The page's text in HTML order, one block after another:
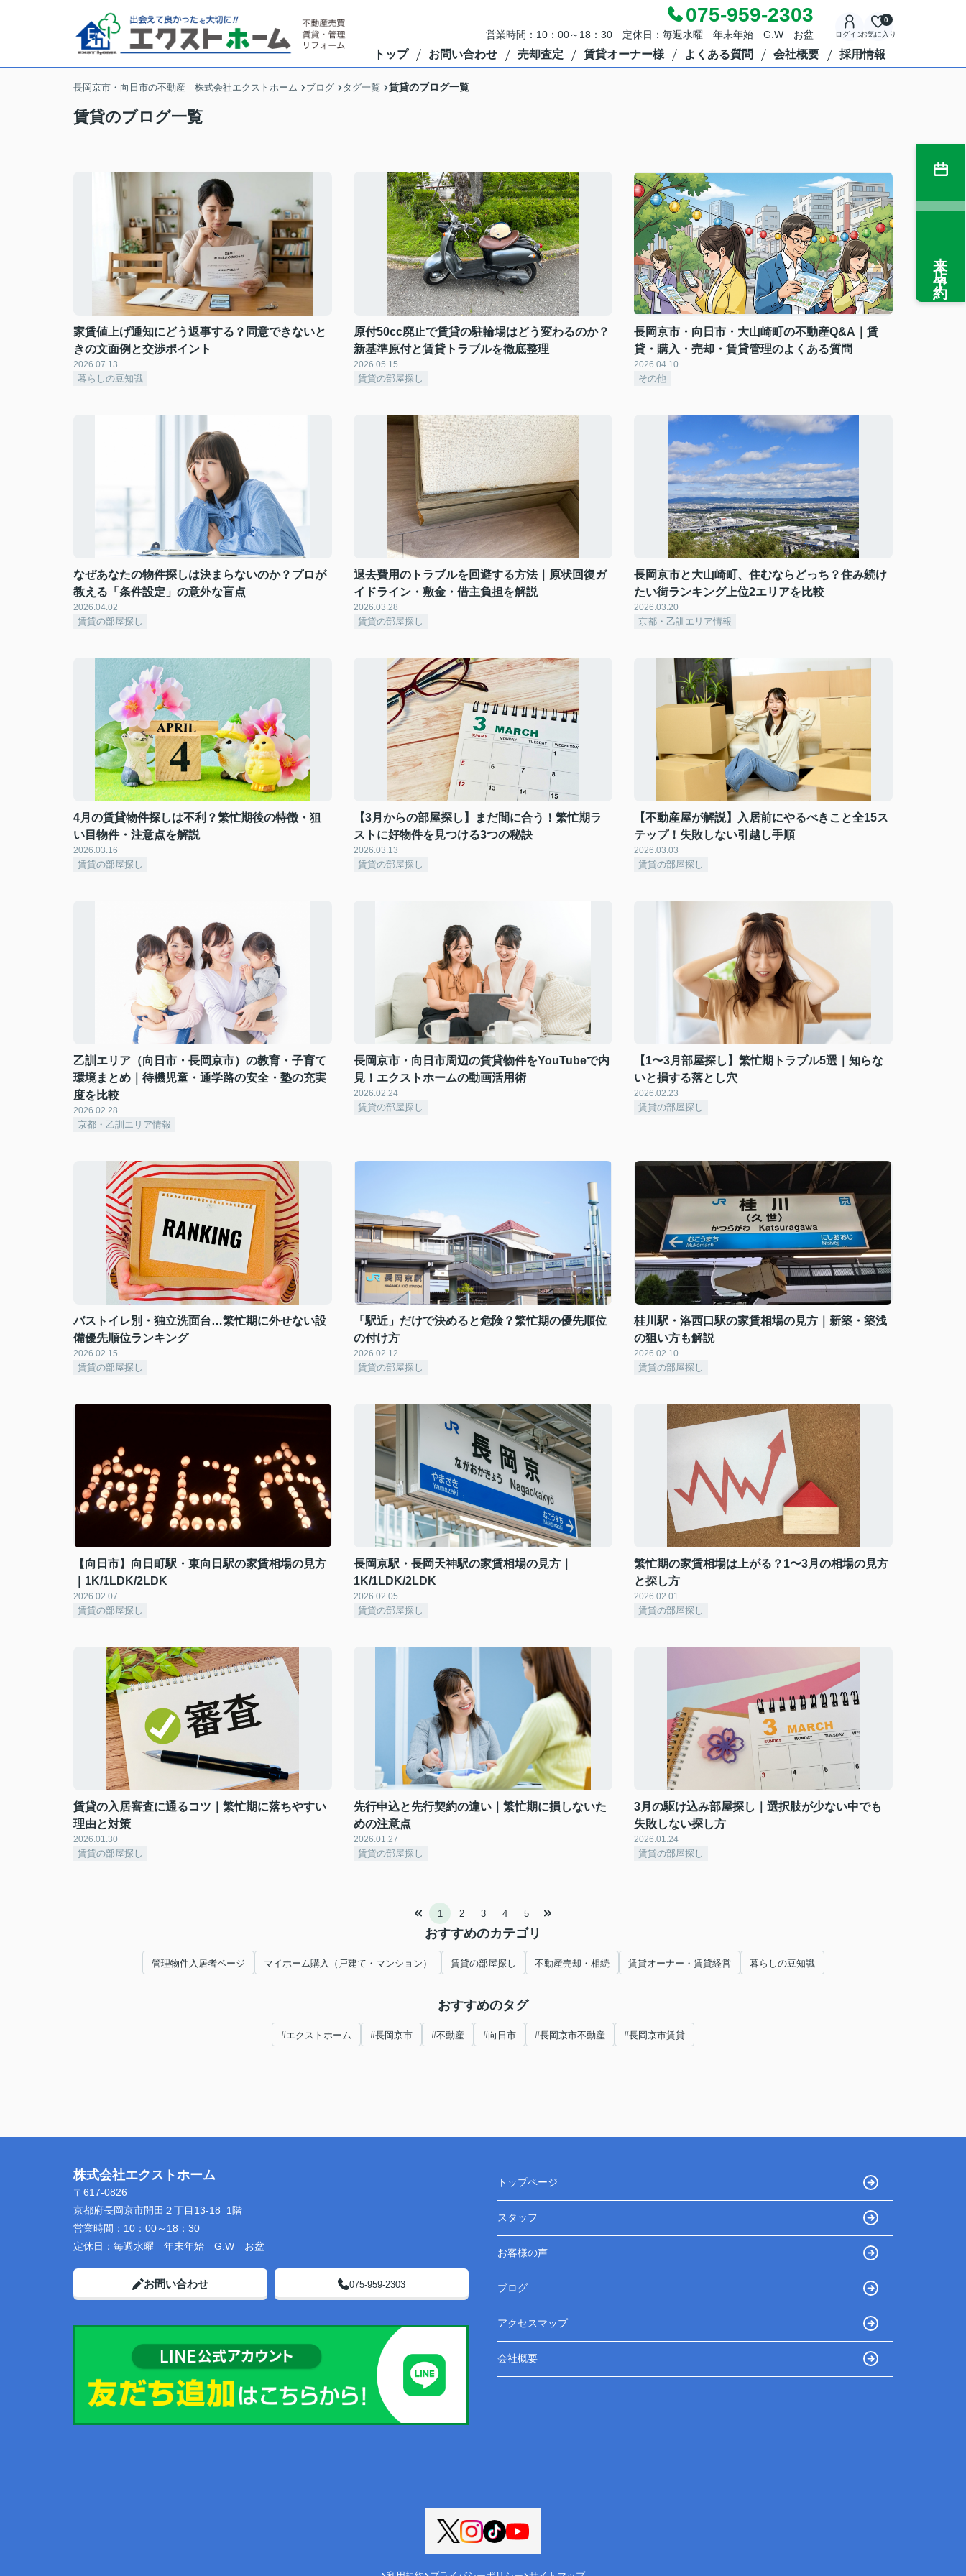
075-959-2303
営業時間：10：00～18：30 定休日：毎週水曜 年末年始 G.W お盆 ログインお気に入り
0
トップ お問い合わせ 売却査定 賃貸オーナー様 よくある質問 会社概要 採用情報
長岡京市・向日市の不動産｜株式会社エクストホーム ブログ タグ一覧 賃貸のブログ一覧
賃貸のブログ一覧
家賃値上げ通知にどう返事する？同意できないと
きの文面例と交渉ポイント
2026.07.13
暮らしの豆知識
原付50cc廃止で賃貸の駐輪場はどう変わるのか？
新基準原付と賃貸トラブルを徹底整理
2026.05.15
賃貸の部屋探し
長岡京市・向日市・大山崎町の不動産Q&A｜賃
貸・購入・売却・賃貸管理のよくある質問
2026.04.10
その他
なぜあなたの物件探しは決まらないのか？プロが
教える「条件設定」の意外な盲点
2026.04.02
賃貸の部屋探し
退去費用のトラブルを回避する方法｜原状回復ガ
イドライン・敷金・借主負担を解説
2026.03.28
賃貸の部屋探し
長岡京市と大山崎町、住むならどっち？住み続け
たい街ランキング上位2エリアを比較
2026.03.20
京都・乙訓エリア情報
4月の賃貸物件探しは不利？繁忙期後の特徴・狙
い目物件・注意点を解説
2026.03.16
賃貸の部屋探し
【3月からの部屋探し】まだ間に合う！繁忙期ラ
ストに好物件を見つける3つの秘訣
2026.03.13
賃貸の部屋探し
【不動産屋が解説】入居前にやるべきこと全15ス
テップ！失敗しない引越し手順
2026.03.03
賃貸の部屋探し
乙訓エリア（向日市・長岡京市）の教育・子育て
環境まとめ｜待機児童・通学路の安全・塾の充実
度を比較
2026.02.28
京都・乙訓エリア情報
長岡京市・向日市周辺の賃貸物件をYouTubeで内
見！エクストホームの動画活用術
2026.02.24
賃貸の部屋探し
【1〜3月部屋探し】繁忙期トラブル5選｜知らな
いと損する落とし穴
2026.02.23
賃貸の部屋探し
バストイレ別・独立洗面台…繁忙期に外せない設
備優先順位ランキング
2026.02.15
賃貸の部屋探し
「駅近」だけで決めると危険？繁忙期の優先順位
の付け方
2026.02.12
賃貸の部屋探し
桂川駅・洛西口駅の家賃相場の見方｜新築・築浅
の狙い方も解説
2026.02.10
賃貸の部屋探し
【向日市】向日町駅・東向日駅の家賃相場の見方
｜1K/1LDK/2LDK
2026.02.07
賃貸の部屋探し
長岡京駅・長岡天神駅の家賃相場の見方｜
1K/1LDK/2LDK
2026.02.05
賃貸の部屋探し
繁忙期の家賃相場は上がる？1〜3月の相場の見方
と探し方
2026.02.01
賃貸の部屋探し
賃貸の入居審査に通るコツ｜繁忙期に落ちやすい
理由と対策
2026.01.30
賃貸の部屋探し
先行申込と先行契約の違い｜繁忙期に損しないた
めの注意点
2026.01.27
賃貸の部屋探し
3月の駆け込み部屋探し｜選択肢が少ない中でも
失敗しない探し方
2026.01.24
賃貸の部屋探し
1 2 3 4 5
おすすめのカテゴリ
管理物件入居者ページ マイホーム購入（戸建て・マンション） 賃貸の部屋探し 不動産売却・相続 賃貸オーナー・賃貸経営 暮らしの豆知識
おすすめのタグ
#エクストホーム #長岡京市 #不動産 #向日市 #長岡京市不動産 #長岡京市賃貸
来店予約
株式会社エクストホーム
〒617-0826
京都府長岡京市開田２丁目13-18 1階
営業時間： 10：00～18：30
定休日： 毎週水曜 年末年始 G.W お盆
お問い合わせ 075-959-2303
トップページ
スタッフ
お客様の声
ブログ
アクセスマップ
会社概要